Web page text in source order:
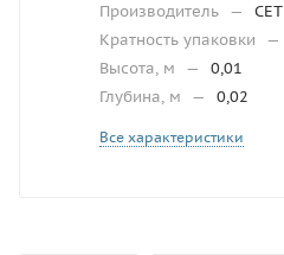
Производитель —
CET
Кратность упаковки
—
Высота, м
—
0,01
Глубина, м
— 0,02
Все характеристики